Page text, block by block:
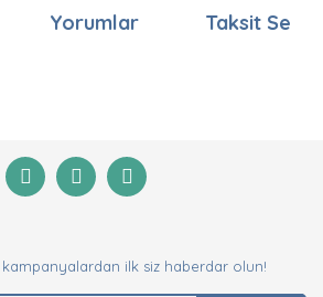
Yorumlar Taksit
Yorum Yaz
için teşekkür ederiz.
eksik bilgiler bulunuyor.
hatalar bulunuyor.
ilk siz haberdar olun!